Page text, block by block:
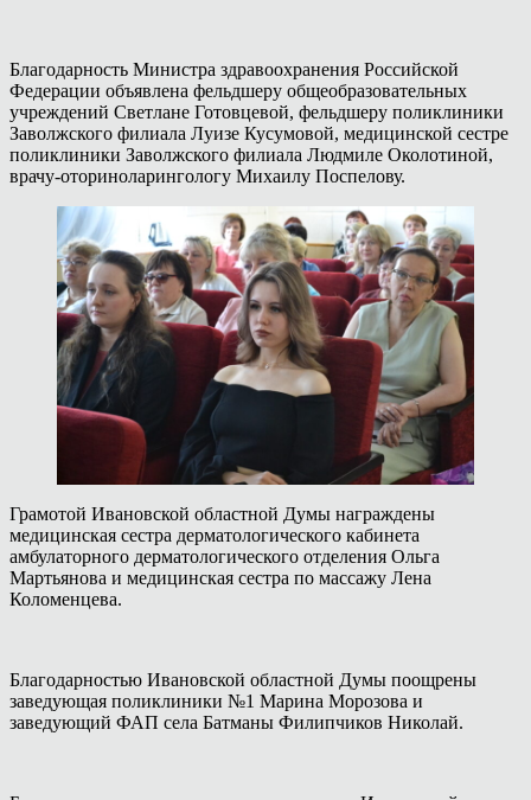
Благодарность Министра здравоохранения Российской
Федерации объявлена фельдшеру общеобразовательных
учреждений Светлане Готовцевой, фельдшеру поликлиники
Заволжского филиала Луизе Кусумовой, медицинской сестре
поликлиники Заволжского филиала Людмиле Околотиной,
врачу-оториноларингологу Михаилу Поспелову.
Грамотой Ивановской областной Думы награждены
медицинская сестра дерматологического кабинета
амбулаторного дерматологического отделения Ольга
Мартьянова и медицинская сестра по массажу Лена
Коломенцева.
Благодарностью Ивановской областной Думы поощрены
заведующая поликлиники №1 Марина Морозова и
заведующий ФАП села Батманы Филипчиков Николай.